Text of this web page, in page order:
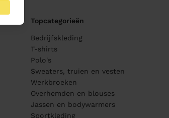
Topcategorieën
Bedrijfskleding
T-shirts
Polo's
Sweaters, truien en vesten
Werkbroeken
Overhemden en blouses
Jassen en bodywarmers
Sportkleding